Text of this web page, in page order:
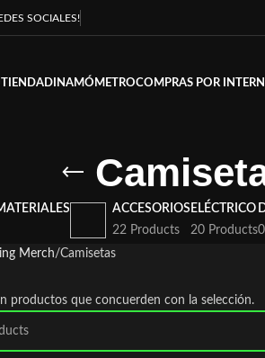
SOCIALES!
TIENDA DINAMÓMETROCOMPRAS POR
ACCESORIOS
22 Products
ELÉCTRICO
20 Products
Merch Camisetas
productos que concuerden con la selección.